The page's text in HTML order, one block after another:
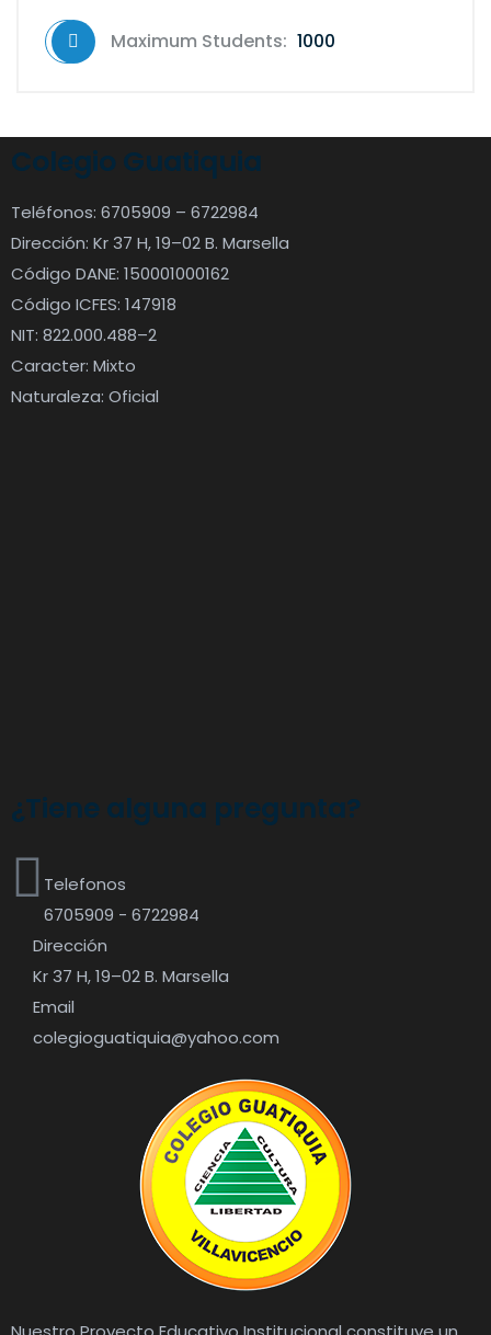
Maximum Students: 1000
Colegio Guatiquia
Teléfonos: 6705909 – 6722984
Dirección: Kr 37 H, 19–02 B. Marsella
Código DANE: 150001000162
Código ICFES: 147918
NIT: 822.000.488–2
Caracter: Mixto
Naturaleza: Oficial
¿Tiene alguna pregunta?
Telefonos
6705909 - 6722984
Dirección
Kr 37 H, 19–02 B. Marsella
Email
colegioguatiquia@yahoo.com